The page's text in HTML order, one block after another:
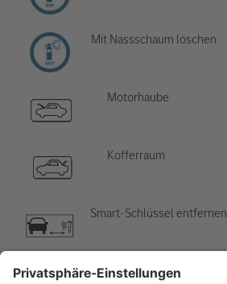
Mit Nassschaum löschen
Motorhaube
Kofferraum
Smart-Schlüssel entfernen
Klimaanlage